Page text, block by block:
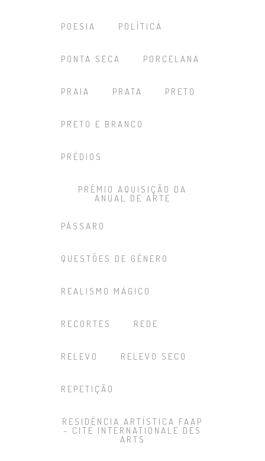
POESIA POLÍTICA
PONTA SECA PORCELANA
PRAIA PRATA PRETO
PRETO E BRANCO
PRÉDIOS
PRÊMIO AQUISIÇÃO DA
ANUAL DE ARTE
PÁSSARO
QUESTÕES DE GÊNERO
REALISMO MÁGICO
RECORTES REDE
RELEVO RELEVO SECO
REPETIÇÃO
RESIDÊNCIA ARTÍSTICA FAAP
- CITÉ INTERNATIONALE DES
ARTS